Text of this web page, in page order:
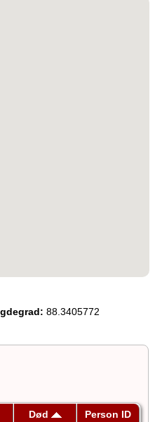
88.3405772
Død Person ID